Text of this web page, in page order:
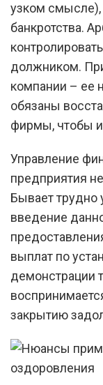
узком смысле),
банкротства.
должником.
компании – ее
обязаны
фирмы, чтобы
Управление
предприятия
Бывает трудно
введение
выплат по
демонстрации
закрытию